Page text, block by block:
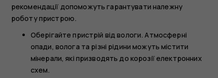
рекомендації допоможуть гарантувати належну
роботу пристрою.
Оберігайте пристрій від вологи. Атмосферні
опади, волога та різні рідини можуть містити
мінерали, які призводять до корозії електронних
схем.